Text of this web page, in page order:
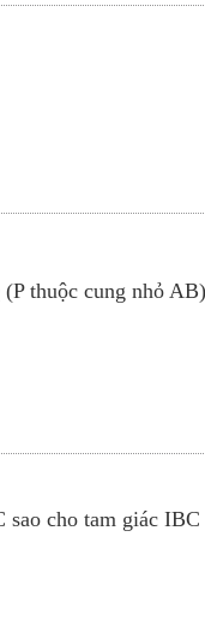
thuộc cung nhỏ
cho tam giác